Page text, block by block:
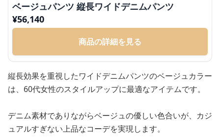
ベージュパンツ 縦長ワイドデニムパンツ
¥56,140
商品の詳細を見る
縦長効果を重視したワイドデニムパンツのベージュカラー
は、60代女性のスタイルアップに最適なアイテムです。
デニム素材でありながらベージュの優しい色合いが、カジ
ュアルすぎない上品なコーデを実現します。